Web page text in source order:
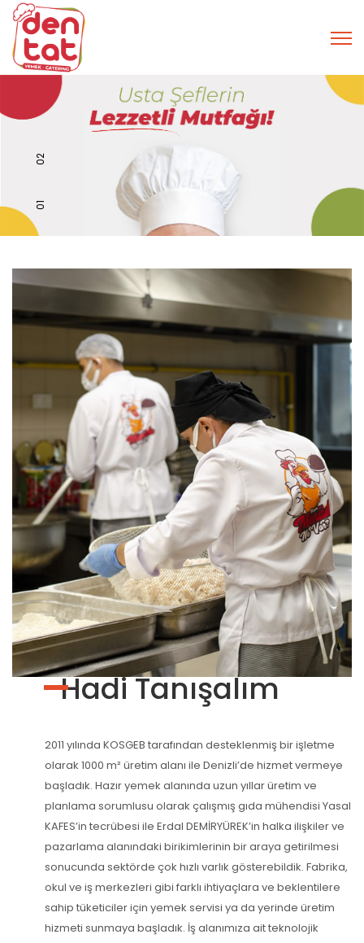
01
02
Hadi Tanışalım
2011 yılında KOSGEB tarafından desteklenmiş bir işletme
olarak 1000 m² üretim alanı ile Denizli’de hizmet vermeye
başladık. Hazır yemek alanında uzun yıllar üretim ve
planlama sorumlusu olarak çalışmış gıda mühendisi Yasal
KAFES’in tecrübesi ile Erdal DEMİRYÜREK’in halka ilişkiler ve
pazarlama alanındaki birikimlerinin bir araya getirilmesi
sonucunda sektörde çok hızlı varlık gösterebildik. Fabrika,
okul ve iş merkezleri gibi farklı ihtiyaçlara ve beklentilere
sahip tüketiciler için yemek servisi ya da yerinde üretim
hizmeti sunmaya başladık. İş alanımıza ait teknolojik